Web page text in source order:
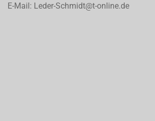
E-Mail: Leder-Schmidt@t-online.de